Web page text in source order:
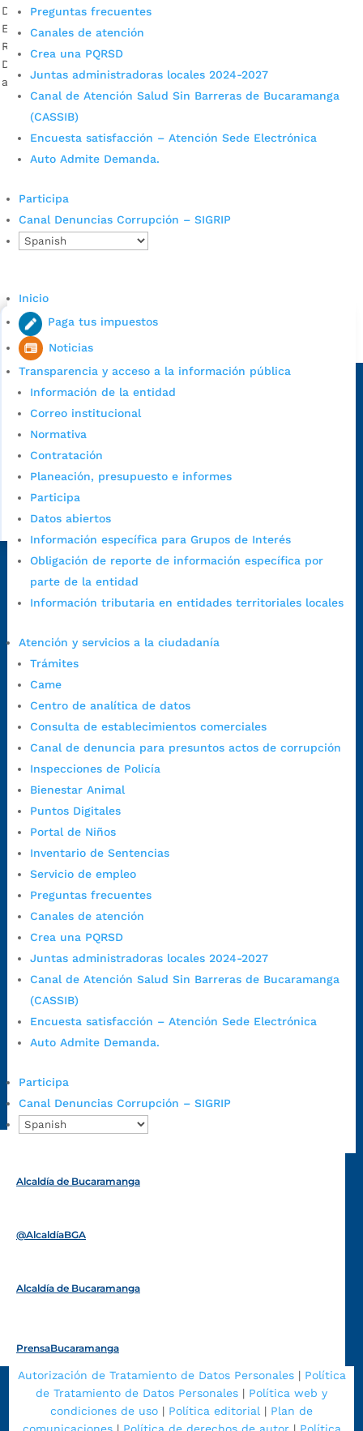
Preguntas frecuentes
Canales de atención
Crea una PQRSD
Juntas administradoras locales 2024-2027
Canal de Atención Salud Sin Barreras de Bucaramanga
(CASSIB)
Encuesta satisfacción – Atención Sede Electrónica
Auto Admite Demanda.
Participa
Canal Denuncias Corrupción – SIGRIP
Inicio
Paga tus impuestos
Noticias
Transparencia y acceso a la información pública
Información de la entidad
Correo institucional
Normativa
Contratación
Planeación, presupuesto e informes
Participa
Datos abiertos
Información específica para Grupos de Interés
Obligación de reporte de información específica por
parte de la entidad
Información tributaria en entidades territoriales locales
Atención y servicios a la ciudadanía
Trámites
Came
Centro de analítica de datos
Consulta de establecimientos comerciales
Canal de denuncia para presuntos actos de corrupción
Inspecciones de Policía
Bienestar Animal
Puntos Digitales
Portal de Niños
Inventario de Sentencias
Servicio de empleo
Preguntas frecuentes
Canales de atención
Crea una PQRSD
Juntas administradoras locales 2024-2027
Canal de Atención Salud Sin Barreras de Bucaramanga
(CASSIB)
Encuesta satisfacción – Atención Sede Electrónica
Auto Admite Demanda.
Participa
Canal Denuncias Corrupción – SIGRIP
Descargar audio: Graciliana Moreno – Asesora de Mujer y
Equidad de Género de la Alcaldía de Bucaramanga
Recientemente, la Alcaldía de Bucaramanga expidió el
Decreto 0374 de 2020, por medio del cual se creó el comité
articulador para el abordaje integral de las violencias […]
Cupos Escolares Bucaramanga 2022
Bucaramanga.
Alcaldía de Bucaramanga
Sede principal
Colombia
Código Postal:
1:00 p.m. a 5:30 p.m. / viernes jornada continua en el horario de
7:00 a.m. a 5:00 p.m., con 30 minutos de descanso al medio día.
Horario de Atención CAME (Central):
Lunes a jueves: 7:00 a.m. a 12:00 m y de 1:00 p.m. a 5:30 p.m.
Viernes: 7:00 a.m. a 5:00 p.m. en Jornada Continua con
30 minutos de descanso al medio día.
Horario de Atención CAME (Norte):
Carrera 12 #16N-84 del barrio Kennedy.
Horario habitual de lunes a viernes en
a.m. a 3:00 p.m.
Teléfono Conmutador:
+57 (607) 633 70 00
Correo Institucional:
contactenos@bucaramanga.gov.co
Correo de notificaciones
judiciales:
notificaciones@bucaramanga.gov.co
Canal de denuncia para presuntos actos de corrupción:
https://canaldenuncia.bucaramanga.gov.co/
Radique aquí su queja disciplinaria:
https://www.bucaramanga.gov.co/gobierno-ciudadanos-
1/secretarias/oficina-de-control-interno-disciplinario/
Alcaldía de Bucaramanga
@AlcaldíaBGA
Alcaldía de Bucaramanga
PrensaBucaramanga
Autorización de Tratamiento de Datos Personales| Política
de Tratamiento de Datos Personales | Política web y
condiciones de uso | Política editorial | Plan de